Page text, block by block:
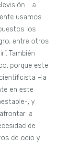
La
usamos
los
entre otros
También
porque este
–la
en este
, y
la
de
de ocio y